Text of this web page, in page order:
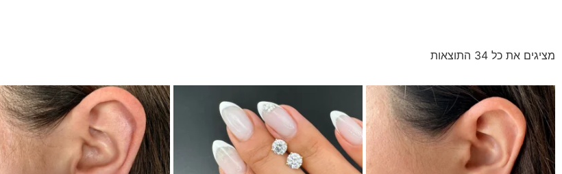
מציגים את כל ⁦34⁩ התוצאות